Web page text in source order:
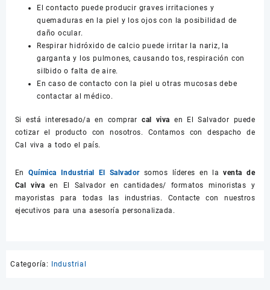
El contacto puede producir graves irritaciones y
quemaduras en la piel y los ojos con la posibilidad de
daño ocular.
Respirar hidróxido de calcio puede irritar la nariz, la
garganta y los pulmones, causando tos, respiración con
silbido o falta de aire.
En caso de contacto con la piel u otras mucosas debe
contactar al médico.
Si está interesado/a en comprarcal vivaen El Salvador puede
cotizar el producto con nosotros. Contamos con despacho de
Cal viva a todo el país.
EnQuímica Industrial El Salvador somos líderes en laventa de
Cal vivaen El Salvador en cantidades/ formatos minoristas y
mayoristas para todas las industrias. Contacte con nuestros
ejecutivos para una asesoría personalizada.
Categoría: Industrial